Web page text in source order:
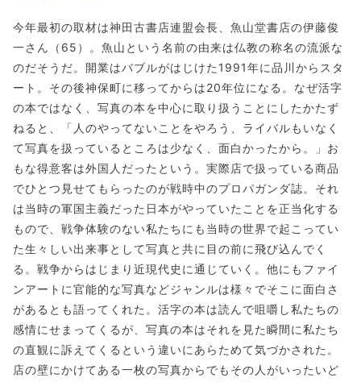
今年最初の取材は神田古書店連盟会長、魚山堂書店の伊藤俊
一さん（65）。魚山という名前の由来は仏教の称名の流派な
のだそうだ。開業はバブルがはじけた1991年に品川からスタ
ート。その後神保町に移ってからは20年位になる。なぜ活字
の本ではなく、写真の本を中心に取り扱うことにしたかたず
ねると、「人のやってないことをやろう、ライバルもいなく
て写真を扱っているところは少なく、面白かったから。」お
もな得意客は外国人だったという。実際店で扱っている商品
でひとつ見せてもらったのが戦時中のプロパガンダ誌。それ
は当時の軍国主義だった日本がやっていたことを正当化する
もので、戦争体験のない私たちにも当時の世界で起こってい
た生々しい出来事として写真と共に目の前に飛び込んでく
る。戦争からはじまり近現代史に通じていく。他にもファイ
ンアートに官能的な写真などジャンルは様々でそこに面白さ
があるとも語ってくれた。活字の本は読んで咀嚼し私たちの
感情にせまってくるが、写真の本はそれを見た瞬間に私たち
の直観に訴えてくるという違いにあらためて気づかされた。
店の壁にかけてある一枚の写真からでもその人がいったいど